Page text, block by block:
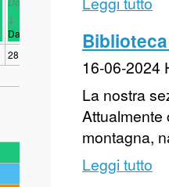
↓
Data :
21/08/2026 Data : 22/08/2026
28
29
16-06-2024
La nostra
Attualmente
montagna,
Leggi tutto